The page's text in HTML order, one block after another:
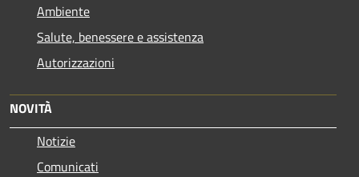
Ambiente
Salute, benessere e assistenza
Autorizzazioni
NOVITÀ
Notizie
Comunicati